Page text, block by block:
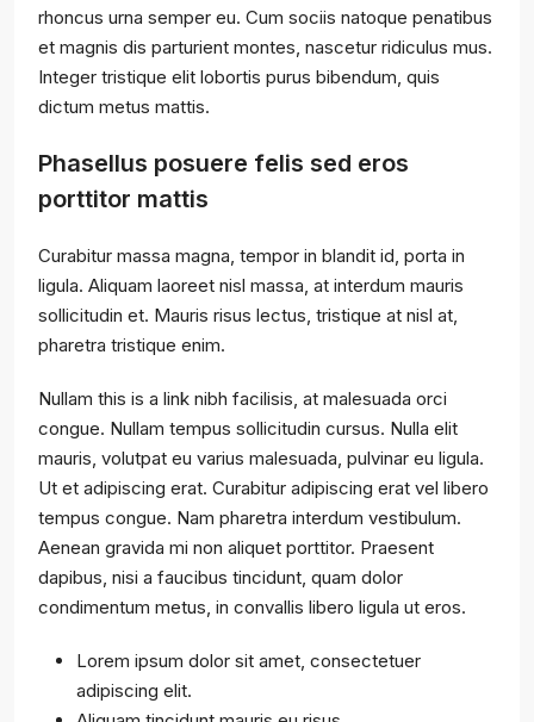
rhoncus urna semper eu. Cum sociis natoque penatibus
et magnis dis parturient montes, nascetur ridiculus mus.
Integer tristique elit lobortis purus bibendum, quis
dictum metus mattis.
Phasellus posuere felis sed eros
porttitor mattis
Curabitur massa magna, tempor in blandit id, porta in
ligula. Aliquam laoreet nisl massa, at interdum mauris
sollicitudin et. Mauris risus lectus, tristique at nisl at,
pharetra tristique enim.
Nullam this is a link nibh facilisis, at malesuada orci
congue. Nullam tempus sollicitudin cursus. Nulla elit
mauris, volutpat eu varius malesuada, pulvinar eu ligula.
Ut et adipiscing erat. Curabitur adipiscing erat vel libero
tempus congue. Nam pharetra interdum vestibulum.
Aenean gravida mi non aliquet porttitor. Praesent
dapibus, nisi a faucibus tincidunt, quam dolor
condimentum metus, in convallis libero ligula ut eros.
Lorem ipsum dolor sit amet, consectetuer
adipiscing elit.